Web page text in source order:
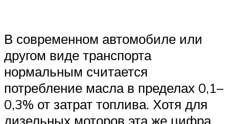
В современном автомобиле или
другом виде транспорта
нормальным считается
потребление масла в пределах 0,1–
0,3% от затрат топлива. Хотя для
дизельных моторов эта же цифра